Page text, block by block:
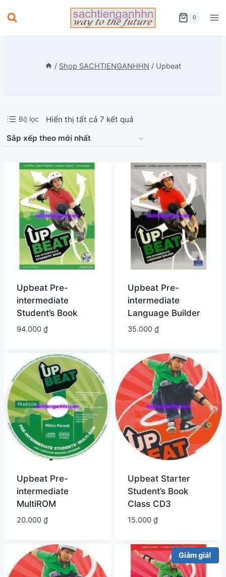
to
0
/ Shop SACHTIENGANHHN / Upbeat
Bộ lọc Hiển thị tất cả 7 kết quảĐã
xếp
theo
mới
nhất
Upbeat Pre-
intermediate
Student’s Book
94.000 ₫
Upbeat Pre-
intermediate
Language Builder
35.000 ₫
Upbeat Pre-
intermediate
MultiROM
20.000 ₫
Upbeat Starter
Student’s Book
Class CD3
15.000 ₫
Giảm giá!